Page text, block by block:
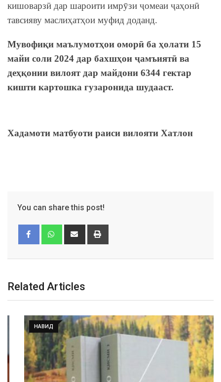
кишоварзӣ дар шароити имрӯзи ҷомеаи ҷаҳонӣ
тавсияву маслиҳатҳои муфид доданд.
Мувофиқи маълумотҳои оморӣ ба ҳолати 15
майи соли 2024 дар бахшҳои ҷамъиятӣ ва
деҳқонии вилоят дар майдони 6344 гектар
кишти картошка гузаронида шудааст.
Хадамоти матбуоти раиси вилояти Хатлон
You can share this post!
Related Articles
НАВИД